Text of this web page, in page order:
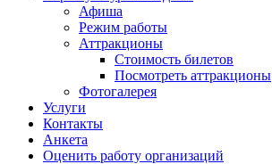
Афиша
Режим работы
Аттракционы
Стоимость билетов
Посмотреть аттракционы
Фотогалерея
Услуги
Контакты
Анкета
Оценить работу организаций